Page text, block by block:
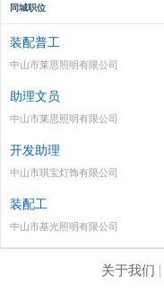
同城职位
装配普工
中山市莱思照明有限公司
助理文员
中山市莱思照明有限公司
开发助理
中山市琪宝灯饰有限公司
装配工
中山市基光照明有限公司
关于我们 |